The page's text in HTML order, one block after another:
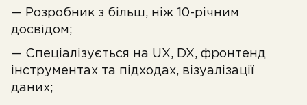
— Розробник з більш, ніж 10-річним
досвідом;
— Спеціалізується на UX, DX, фронтенд
інструментах та підходах, візуалізації
даних;